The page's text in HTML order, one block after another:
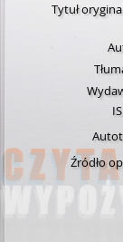
Tytuł
Źródło